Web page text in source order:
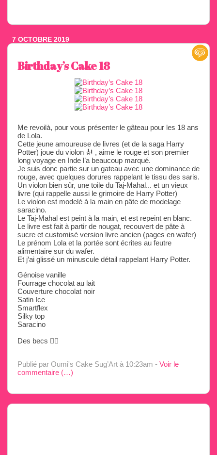
7 OCTOBRE 2019
Birthday’s Cake 18
Me revoilà, pour vous présenter le gâteau pour les 18 ans
de Lola.
Cette jeune amoureuse de livres (et de la saga Harry
Potter) joue du violon 🎻 , aime le rouge et son premier
long voyage en Inde l’a beaucoup marqué.
Je suis donc partie sur un gateau avec une dominance de
rouge, avec quelques dorures rappelant le tissu des saris.
Un violon bien sûr, une toile du Taj-Mahal... et un vieux
livre (qui rappelle aussi le grimoire de Harry Potter)
Le violon est modelé à la main en pâte de modelage
saracino.
Le Taj-Mahal est peint à la main, et est repeint en blanc.
Le livre est fait à partir de nougat, recouvert de pâte à
sucre et customisé version livre ancien (pages en wafer)
Le prénom Lola et la portée sont écrites au feutre
alimentaire sur du wafer.
Et j’ai glissé un minuscule détail rappelant Harry Potter.
Génoise vanille
Fourrage chocolat au lait
Couverture chocolat noir
Satin Ice
Smartflex
Silky top
Saracino
Des becs ✌🏼
Publié par Oumi's Cake Sug’Art à 10:23am - Voir le
commentaire (…)